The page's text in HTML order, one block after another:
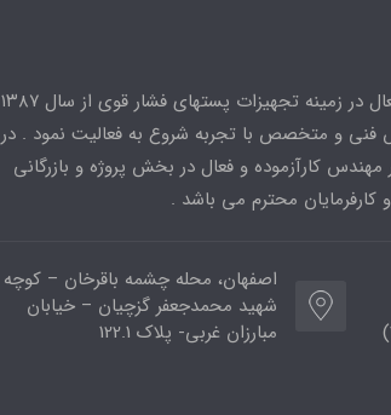
شرکت نوژان نیرو فعال در زمینه تجهیزات پستهای فشار قوی از سال ۱۳۸۷
فنی و متخصص با تجربه شروع به فعالیت نمود . در
حاضر با ۱۲۰ نفر مهندس کارآزموده و فعال در بخش پروژه و بازرگانی
محترم می باشد .
اصفهان، محله چشمه باقرخان – کوچه
شهید محمدجعفر گزچیان – خیابان
مبارزان غربی- پلاک 122.1